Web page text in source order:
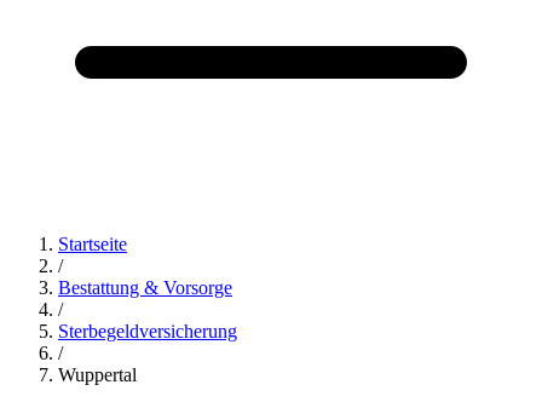
Startseite
/
Bestattung & Vorsorge
/
Sterbegeldversicherung
/
Wuppertal